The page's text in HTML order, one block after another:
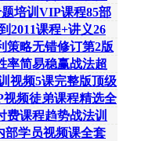
培训VIP课程85部
2011课程+讲义26
策略无错修订第2版
率简易稳赢战法超
视频5课完整版顶级
频徒弟课程精选全
费课程趋势战法训
部学员视频课全套